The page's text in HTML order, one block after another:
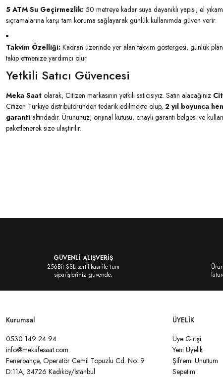
5 ATM Su Geçirmezlik: 50 metreye kadar suya dayanıklı yapısı; el
sıçramalarına karşı tam koruma sağlayarak günlük kullanımda güven verir.
Takvim Özelliği: Kadran üzerinde yer alan takvim göstergesi, günlük
takip etmenize yardımcı olur.
Yetkili Satıcı Güvencesi
Meka Saat olarak, Citizen markasının yetkili satıcısıyız. Satın alacağınız
Citizen Türkiye distribütöründen tedarik edilmekte olup, 2 yıl boyunca
garanti altındadır. Ürününüz; orijinal kutusu, onaylı garanti belgesi ve
paketlenerek size ulaştırılır.
Ürün resmi kalitesiz, bozuk veya görüntülenemiyor.
Ürün fiyatı diğer sitelerden daha pahalı.
Bu ürüne benzer farklı alternatifler olmalı.
Gönder
GÜVENLİ ALIŞVERİŞ
256Bit SSL sertifikası ile tüm
siparişleriniz güvende.
Kurumsal
0530 149 24 94
info@mekafesaat.com
Fenerbahçe, Operatör Cemil Topuzlu Cd. No: 9
D:11A, 34726 Kadıköy/İstanbul
ÜYELİK
Üye Girişi
Yeni Üyelik
Şifremi Unuttum
Sepetim